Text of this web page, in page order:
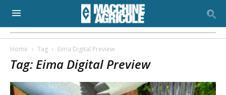
Home Tag Eima Digital Preview
Tag: Eima Digital Preview